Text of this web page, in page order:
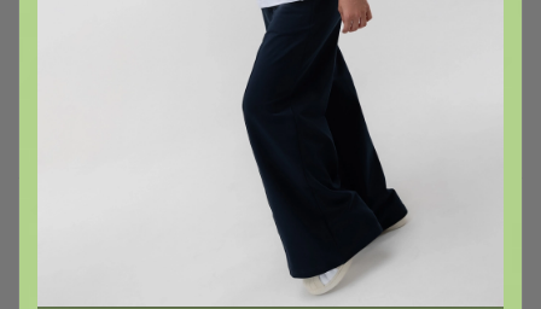
Невероятно яркое термобелье от Play